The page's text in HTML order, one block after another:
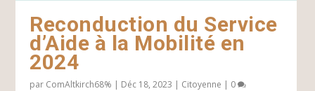
Reconduction du Service
d’Aide à la Mobilité en
2024
par ComAltkirch68% | Déc 18, 2023 | Citoyenne | 0